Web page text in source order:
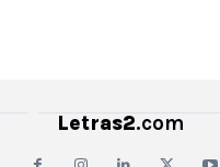
Letras2.com